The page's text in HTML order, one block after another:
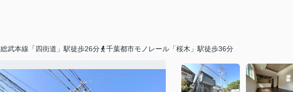
総武本線「四街道」駅徒歩26分 千葉都市モノレール「桜木」駅徒歩36分